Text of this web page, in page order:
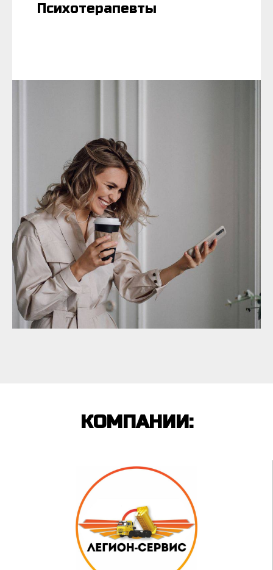
Психотерапевты
КОМПАНИИ: